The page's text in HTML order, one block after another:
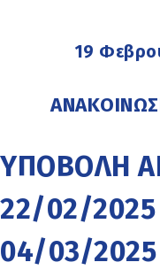
19
ΥΠΟΒΟΛΗ
22/02/2025
04/03/2025